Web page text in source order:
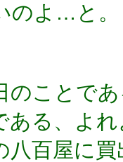
のよ…と。
のことで
ある、よ
八百屋に